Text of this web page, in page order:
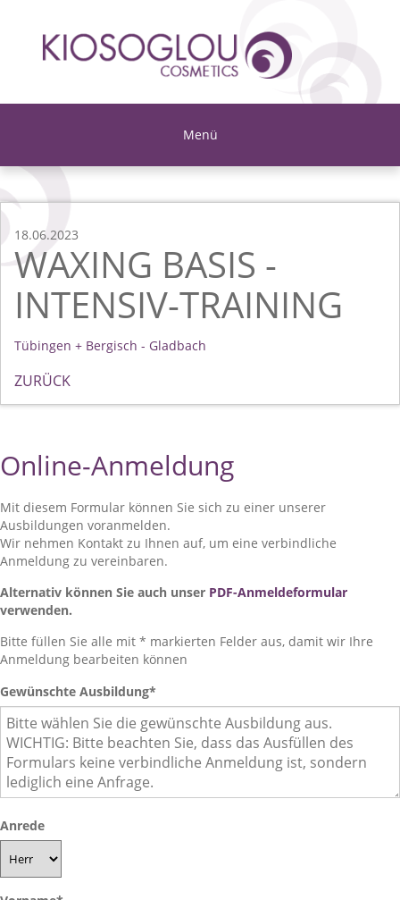
Menü
18.06.2023
WAXING BASIS -
INTENSIV-TRAINING
Tübingen + Bergisch - Gladbach
ZURÜCK
Online-Anmeldung
Mit diesem Formular können Sie sich zu einer unserer
Ausbildungen voranmelden.
Wir nehmen Kontakt zu Ihnen auf, um eine verbindliche
Anmeldung zu vereinbaren.
Alternativ können Sie auch unser PDF-Anmeldeformular
verwenden.
Bitte füllen Sie alle mit * markierten Felder aus, damit wir Ihre
Anmeldung bearbeiten können
Gewünschte Ausbildung*
Anrede